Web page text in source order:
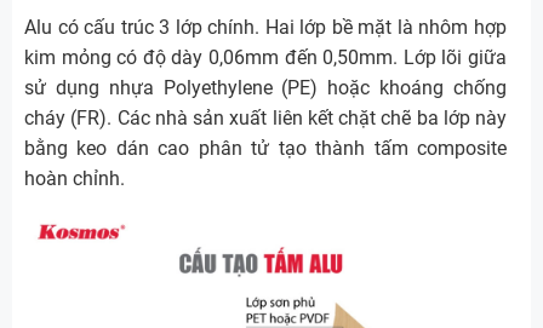
Alu có cấu trúc 3 lớp chính. Hai lớp bề mặt là nhôm hợp
kim mỏng có độ dày 0,06mm đến 0,50mm. Lớp lõi giữa
sử dụng nhựa Polyethylene (PE) hoặc khoáng chống
cháy (FR). Các nhà sản xuất liên kết chặt chẽ ba lớp này
bằng keo dán cao phân tử tạo thành tấm composite
hoàn chỉnh.